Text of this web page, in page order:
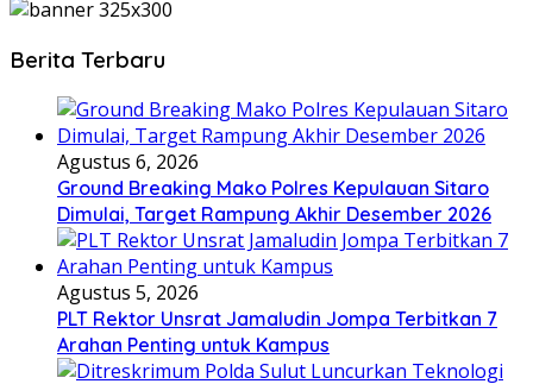
Berita Terbaru
Agustus 6, 2026
Ground Breaking Mako Polres Kepulauan Sitaro
Dimulai, Target Rampung Akhir Desember 2026
Agustus 5, 2026
​PLT Rektor Unsrat Jamaludin Jompa Terbitkan 7
Arahan Penting untuk Kampus